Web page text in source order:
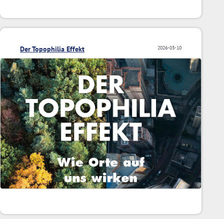
2026-03-10
Der Topophilia Effekt